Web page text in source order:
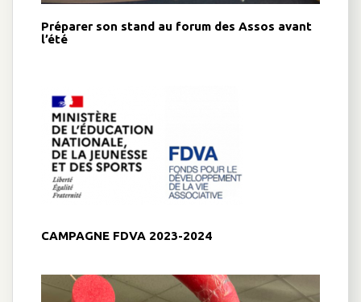
Préparer son stand au forum des Assos avant
l’été
CAMPAGNE FDVA 2023-2024